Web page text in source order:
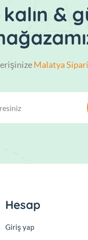
&
Malatya
Hesap
Giriş yap